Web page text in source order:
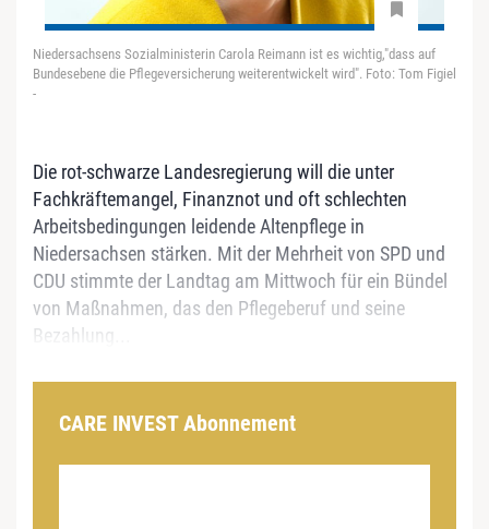
Niedersachsens Sozialministerin Carola Reimann ist es wichtig,"dass auf
Bundesebene die Pflegeversicherung weiterentwickelt wird". Foto: Tom Figiel
-
Die rot-schwarze Landesregierung will die unter
Fachkräftemangel, Finanznot und oft schlechten
Arbeitsbedingungen leidende Altenpflege in
Niedersachsen stärken. Mit der Mehrheit von SPD und
CDU stimmte der Landtag am Mittwoch für ein Bündel
von Maßnahmen, das den Pflegeberuf und seine
Bezahlung...
CARE INVEST Abonnement